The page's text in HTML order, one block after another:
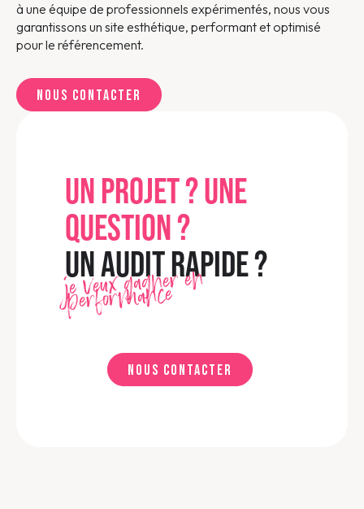
à une équipe de professionnels expérimentés, nous vous
garantissons un site esthétique, performant et optimisé
pour le référencement.
Nous contacter
UN PROJET ? UNE
QUESTION ?
UN AUDIT RAPIDE ?
je veux gagner en
performance
Nous contacter